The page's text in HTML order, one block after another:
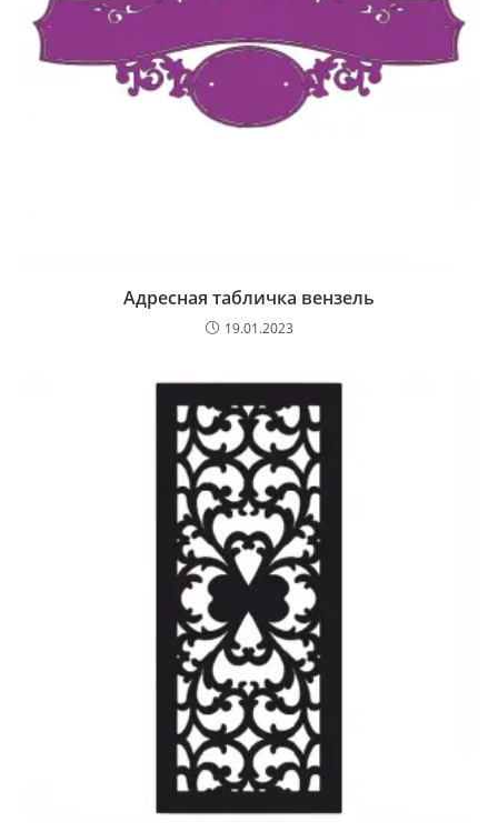
Адресная табличка вензель
19.01.2023